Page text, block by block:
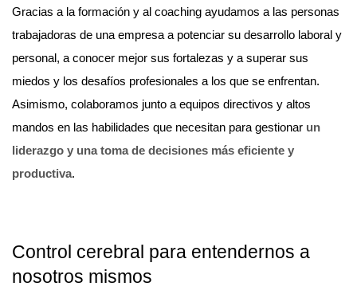
Gracias a la formación y al coaching ayudamos a las personas
trabajadoras de una empresa a potenciar su desarrollo laboral y
personal, a conocer mejor sus fortalezas y a superar sus
miedos y los desafíos profesionales a los que se enfrentan.
Asimismo, colaboramos junto a equipos directivos y altos
mandos en las habilidades que necesitan para gestionar un
liderazgo y una toma de decisiones más eficiente y
productiva.
Control cerebral para entendernos a
nosotros mismos